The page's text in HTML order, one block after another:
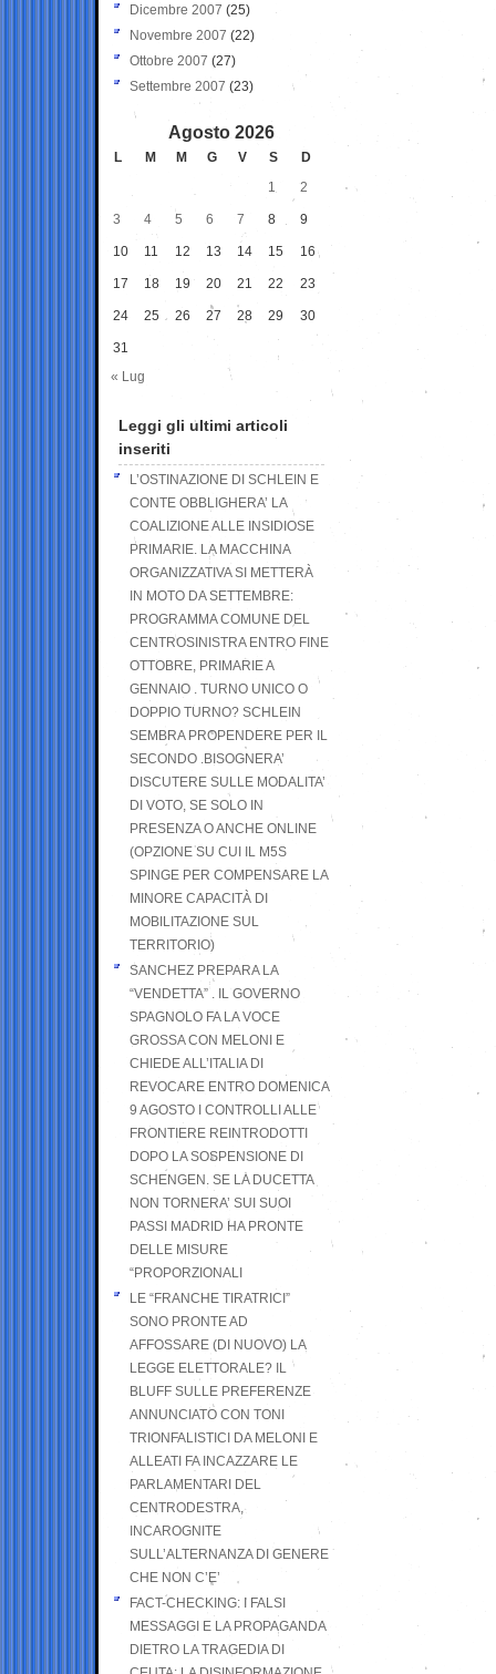
Dicembre 2007 (25)
Novembre 2007 (22)
Ottobre 2007 (27)
Settembre 2007 (23)
Agosto 2026
L M M G V S
D
1
2
3 4 5 6 7 8 9
10 11 12 13 14 15 16
17 18 19 20 21 22 23
24 25 26 27 28 29 30
31
« Lug
Leggi gli ultimi articoli
inseriti
L’OSTINAZIONE DI SCHLEIN E
CONTE OBBLIGHERA’ LA
COALIZIONE ALLE INSIDIOSE
PRIMARIE. LA MACCHINA
ORGANIZZATIVA SI METTERÀ
IN MOTO DA SETTEMBRE:
PROGRAMMA COMUNE DEL
CENTROSINISTRA ENTRO FINE
OTTOBRE, PRIMARIE A
GENNAIO . TURNO UNICO O
DOPPIO TURNO? SCHLEIN
SEMBRA PROPENDERE PER IL
SECONDO .BISOGNERA’
DISCUTERE SULLE MODALITA’
DI VOTO, SE SOLO IN
PRESENZA O ANCHE ONLINE
(OPZIONE SU CUI IL M5S
SPINGE PER COMPENSARE LA
MINORE CAPACITÀ DI
MOBILITAZIONE SUL
TERRITORIO)
SANCHEZ PREPARA LA
“VENDETTA” . IL GOVERNO
SPAGNOLO FA LA VOCE
GROSSA CON MELONI E
CHIEDE ALL’ITALIA DI
REVOCARE ENTRO DOMENICA
9 AGOSTO I CONTROLLI ALLE
FRONTIERE REINTRODOTTI
DOPO LA SOSPENSIONE DI
SCHENGEN. SE LA DUCETTA
NON TORNERA’ SUI SUOI
PASSI MADRID HA PRONTE
DELLE MISURE
“PROPORZIONALI
LE “FRANCHE TIRATRICI”
SONO PRONTE AD
AFFOSSARE (DI NUOVO) LA
LEGGE ELETTORALE? IL
BLUFF SULLE PREFERENZE
ANNUNCIATO CON TONI
TRIONFALISTICI DA MELONI E
ALLEATI FA INCAZZARE LE
PARLAMENTARI DEL
CENTRODESTRA,
INCAROGNITE
SULL’ALTERNANZA DI GENERE
CHE NON C’E’
FACT-CHECKING: I FALSI
MESSAGGI E LA PROPAGANDA
DIETRO LA TRAGEDIA DI